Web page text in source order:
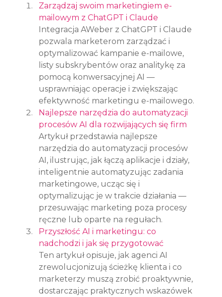
Zarządzaj swoim marketingiem e-
mailowym z ChatGPT i Claude
Integracja AWeber z ChatGPT i Claude
pozwala marketerom zarządzać i
optymalizować kampanie e-mailowe,
listy subskrybentów oraz analitykę za
pomocą konwersacyjnej AI —
usprawniając operacje i zwiększając
efektywność marketingu e-mailowego.
Najlepsze narzędzia do automatyzacji
procesów AI dla rozwijających się firm
Artykuł przedstawia najlepsze
narzędzia do automatyzacji procesów
AI, ilustrując, jak łączą aplikacje i działy,
inteligentnie automatyzując zadania
marketingowe, ucząc się i
optymalizując je w trakcie działania —
przesuwając marketing poza procesy
ręczne lub oparte na regułach.
Przyszłość AI i marketingu: co
nadchodzi i jak się przygotować
Ten artykuł opisuje, jak agenci AI
zrewolucjonizują ścieżkę klienta i co
marketerzy muszą zrobić proaktywnie,
dostarczając praktycznych wskazówek